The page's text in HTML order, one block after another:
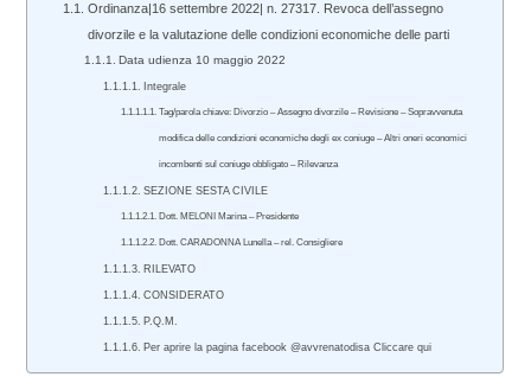
Ordinanza|16 settembre 2022| n. 27317. Revoca dell’assegno
divorzile e la valutazione delle condizioni economiche delle parti
Data udienza 10 maggio 2022
Integrale
Tag/parola chiave: Divorzio – Assegno divorzile – Revisione – Sopravvenuta
modifica delle condizioni economiche degli ex coniuge – Altri oneri economici
incombenti sul coniuge obbligato – Rilevanza
SEZIONE SESTA CIVILE
Dott. MELONI Marina – Presidente
Dott. CARADONNA Lunella – rel. Consigliere
RILEVATO
CONSIDERATO
P.Q.M.
Per aprire la pagina facebook @avvrenatodisa Cliccare qui